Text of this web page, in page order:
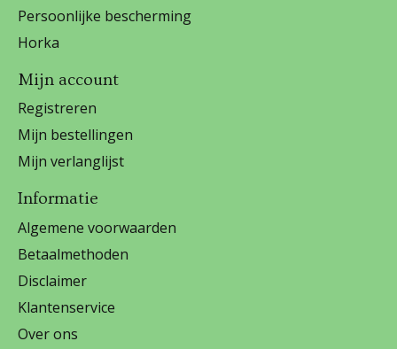
Persoonlijke bescherming
Horka
Mijn account
Registreren
Mijn bestellingen
Mijn verlanglijst
Informatie
Algemene voorwaarden
Betaalmethoden
Disclaimer
Klantenservice
Over ons